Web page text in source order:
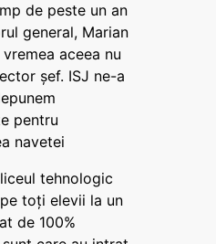
de peste un an
general, Marian
aceea nu
șef. ISJ ne-a
pentru
navetei
tehnologic
toți elevii la un
de 100%